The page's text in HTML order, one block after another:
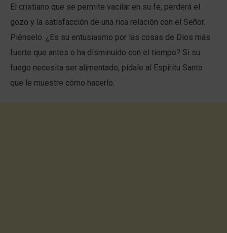
El cristiano que se permite vacilar en su fe, perderá el
gozo y la satisfacción de una rica relación con el Señor.
Piénselo. ¿Es su entusiasmo por las cosas de Dios más
fuerte que antes o ha disminuido con el tiempo? Si su
fuego necesita ser alimentado, pídale al Espíritu Santo
que le muestre cómo hacerlo.